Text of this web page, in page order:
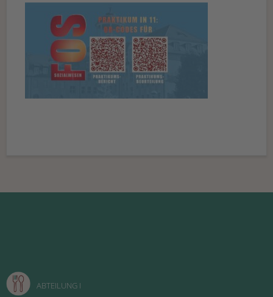
ABTEILUNG I